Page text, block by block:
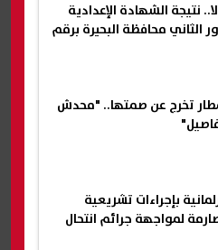
نتيجة الشهادة الإعدادية
الدور الثاني محافظة البحيرة برقم
تخرج عن صمتها.. "محدش
بإجراءات تشريعية
لمواجهة جرائم انتحال